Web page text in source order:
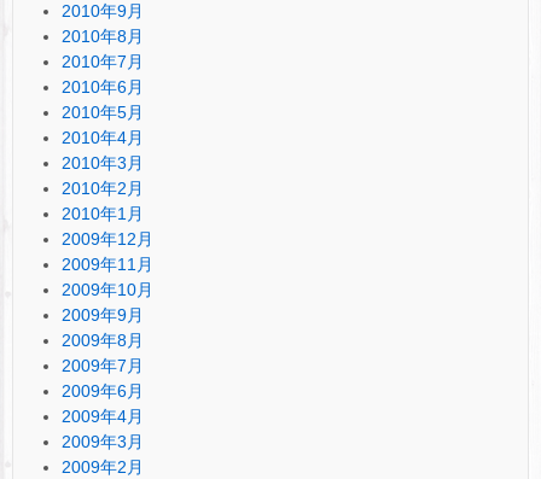
2010年9月
2010年8月
2010年7月
2010年6月
2010年5月
2010年4月
2010年3月
2010年2月
2010年1月
2009年12月
2009年11月
2009年10月
2009年9月
2009年8月
2009年7月
2009年6月
2009年4月
2009年3月
2009年2月